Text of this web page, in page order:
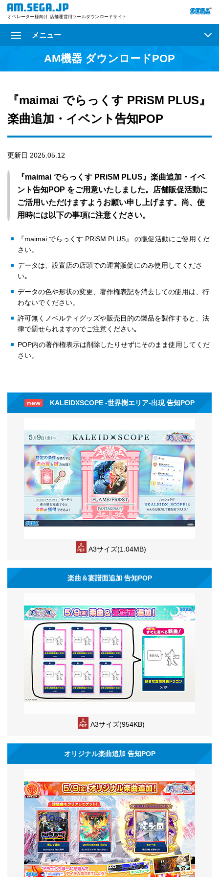
オペレーター様向け 店舗運営用ツールダウンロードサイト
メニュー
AM機器 ダウンロードPOP
『maimai でらっくす PRiSM PLUS』
楽曲追加・イベント告知POP
更新日 2025.05.12
『maimai でらっくす PRiSM PLUS』楽曲追加・イベ
ント告知POP をご用意いたしました。店舗販促活動に
ご活用いただけますようお願い申し上げます。尚、使
用時には以下の事項に注意ください。
『maimai でらっくす PRiSM PLUS』 の販促活動にご使用くだ
さい。
データは、設置店の店頭での運営販促にのみ使用してくださ
い｡
データの色や形状の変更、著作権表記を消去しての使用は、行
わないでください。
許可無くノベルティグッズや販売目的の製品を製作すると、法
律で罰せられますのでご注意ください｡
POP内の著作権表示は削除したりせずにそのまま使用してくだ
さい。
new KALEIDXSCOPE -世界樹エリア-出現 告知POP
A3サイズ(1.04MB)
楽曲＆宴譜面追加 告知POP
A3サイズ(954KB)
オリジナル楽曲追加 告知POP